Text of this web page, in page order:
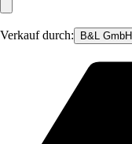
Verkauf durch: B&L GmbH